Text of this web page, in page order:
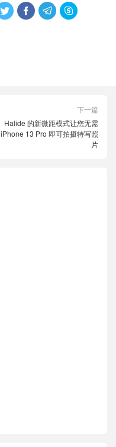
   
下一篇
Halide 的新微距模式让您无需
iPhone 13 Pro 即可拍摄特写照
片